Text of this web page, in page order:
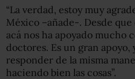
“La verdad, estoy muy
México –añade-. Desde
acá nos ha apoyado mucho
doctores. Es un gran apoyo,
responder de la misma
haciendo bien las cosas”.